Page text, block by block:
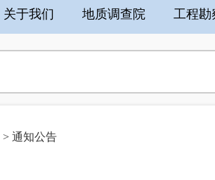
关于我们 地质调查院 工程勘
> 通知公告